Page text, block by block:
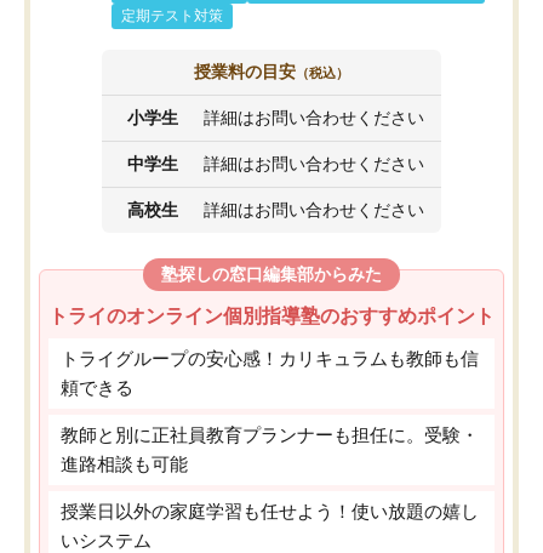
定期テスト対策
授業料の目安 （税込）
小学生 詳細はお問い合わせください
中学生 詳細はお問い合わせください
高校生 詳細はお問い合わせください
塾探しの窓口編集部からみた
トライのオンライン個別指導塾のおすすめポイント
トライグループの安心感！カリキュラムも教師も信
頼できる
教師と別に正社員教育プランナーも担任に。受験・
進路相談も可能
授業日以外の家庭学習も任せよう！使い放題の嬉し
いシステム